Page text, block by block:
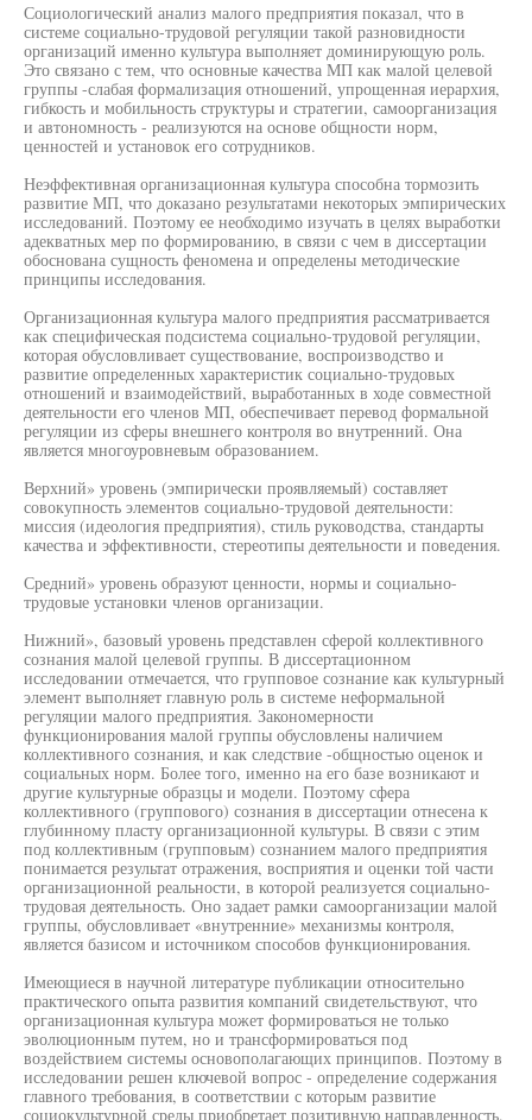
Социологический анализ малого предприятия показал, что в
системе социально-трудовой регуляции такой разновидности
организаций именно культура выполняет доминирующую роль.
Это связано с тем, что основные качества МП как малой целевой
группы -слабая формализация отношений, упрощенная иерархия,
гибкость и мобильность структуры и стратегии, самоорганизация
и автономность - реализуются на основе общности норм,
ценностей и установок его сотрудников.
Неэффективная организационная культура способна тормозить
развитие МП, что доказано результатами некоторых эмпирических
исследований. Поэтому ее необходимо изучать в целях выработки
адекватных мер по формированию, в связи с чем в диссертации
обоснована сущность феномена и определены методические
принципы исследования.
Организационная культура малого предприятия рассматривается
как специфическая подсистема социально-трудовой регуляции,
которая обусловливает существование, воспроизводство и
развитие определенных характеристик социально-трудовых
отношений и взаимодействий, выработанных в ходе совместной
деятельности его членов МП, обеспечивает перевод формальной
регуляции из сферы внешнего контроля во внутренний. Она
является многоуровневым образованием.
Верхний» уровень (эмпирически проявляемый) составляет
совокупность элементов социально-трудовой деятельности:
миссия (идеология предприятия), стиль руководства, стандарты
качества и эффективности, стереотипы деятельности и поведения.
Средний» уровень образуют ценности, нормы и социально-
трудовые установки членов организации.
Нижний», базовый уровень представлен сферой коллективного
сознания малой целевой группы. В диссертационном
исследовании отмечается, что групповое сознание как культурный
элемент выполняет главную роль в системе неформальной
регуляции малого предприятия. Закономерности
функционирования малой группы обусловлены наличием
коллективного сознания, и как следствие -общностью оценок и
социальных норм. Более того, именно на его базе возникают и
другие культурные образцы и модели. Поэтому сфера
коллективного (группового) сознания в диссертации отнесена к
глубинному пласту организационной культуры. В связи с этим
под коллективным (групповым) сознанием малого предприятия
понимается результат отражения, восприятия и оценки той части
организационной реальности, в которой реализуется социально-
трудовая деятельность. Оно задает рамки самоорганизации малой
группы, обусловливает «внутренние» механизмы контроля,
является базисом и источником способов функционирования.
Имеющиеся в научной литературе публикации относительно
практического опыта развития компаний свидетельствуют, что
организационная культура может формироваться не только
эволюционным путем, но и трансформироваться под
воздействием системы основополагающих принципов. Поэтому в
исследовании решен ключевой вопрос - определение содержания
главного требования, в соответствии с которым развитие
социокультурной среды приобретает позитивную направленность.